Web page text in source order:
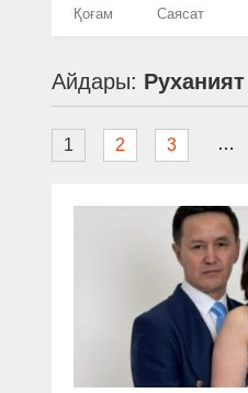
Қоғам Саясат
Айдары: Руханият
1 2 3 …